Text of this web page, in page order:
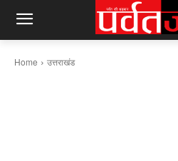
Home उत्तराखंड